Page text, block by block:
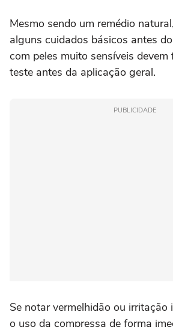
Mesmo sendo um remédio
alguns cuidados básicos antes
com peles muito sensíveis devem
teste antes da aplicação geral.
PUBLICIDADE
Se notar vermelhidão ou irritação
o uso da compressa de forma